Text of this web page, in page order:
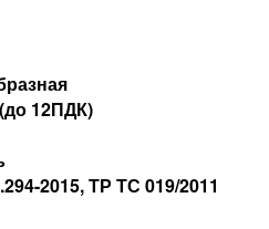
12ПДК)
2015, ТР ТС 019/2011